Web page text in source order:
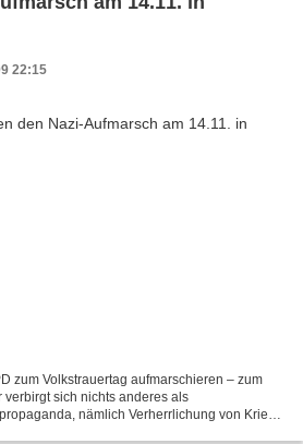
22:15
zum Volkstrauertag aufmarschieren – zum
verbirgt sich nichts anderes als
nämlich Verherrlichung von Krieg,